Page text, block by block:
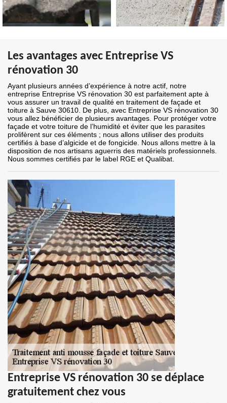
Les avantages avec Entreprise VS
rénovation 30
Ayant plusieurs années d’expérience à notre actif, notre
entreprise Entreprise VS rénovation 30 est parfaitement apte à
vous assurer un travail de qualité en traitement de façade et
toiture à Sauve 30610. De plus, avec Entreprise VS rénovation 30
vous allez bénéficier de plusieurs avantages. Pour protéger votre
façade et votre toiture de l’humidité et éviter que les parasites
prolifèrent sur ces éléments ; nous allons utiliser des produits
certifiés à base d’algicide et de fongicide. Nous allons mettre à la
disposition de nos artisans aguerris des matériels professionnels.
Nous sommes certifiés par le label RGE et Qualibat.
Entreprise VS rénovation 30 se déplace
gratuitement chez vous